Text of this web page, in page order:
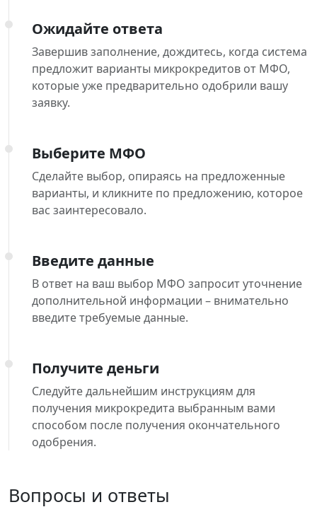
Ожидайте ответа
Завершив заполнение, дождитесь, когда система
предложит варианты микрокредитов от МФО,
которые уже предварительно одобрили вашу
заявку.
Выберите МФО
Сделайте выбор, опираясь на предложенные
варианты, и кликните по предложению, которое
вас заинтересовало.
Введите данные
В ответ на ваш выбор МФО запросит уточнение
дополнительной информации – внимательно
введите требуемые данные.
Получите деньги
Следуйте дальнейшим инструкциям для
получения микрокредита выбранным вами
способом после получения окончательного
одобрения.
Вопросы и ответы